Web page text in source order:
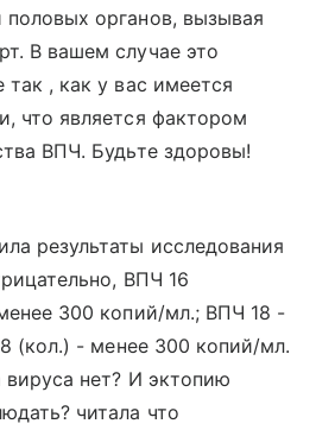
органов, вызывая
В вашем случае это
, как у вас имеется
что является фактором
ВПЧ. Будьте здоровы!
результаты исследования
ВПЧ 16
300 копий/мл.; ВПЧ 18 -
(кол.) - менее 300 копий/мл.
вируса нет? И эктопию
читала что